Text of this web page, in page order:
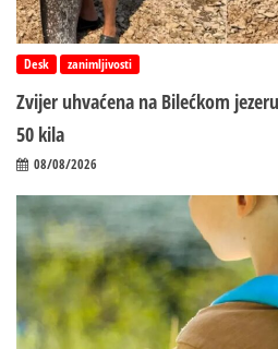
Desk zanimljivosti
Zvijer uhvaćena na Bilećkom
50 kila
08/08/2026